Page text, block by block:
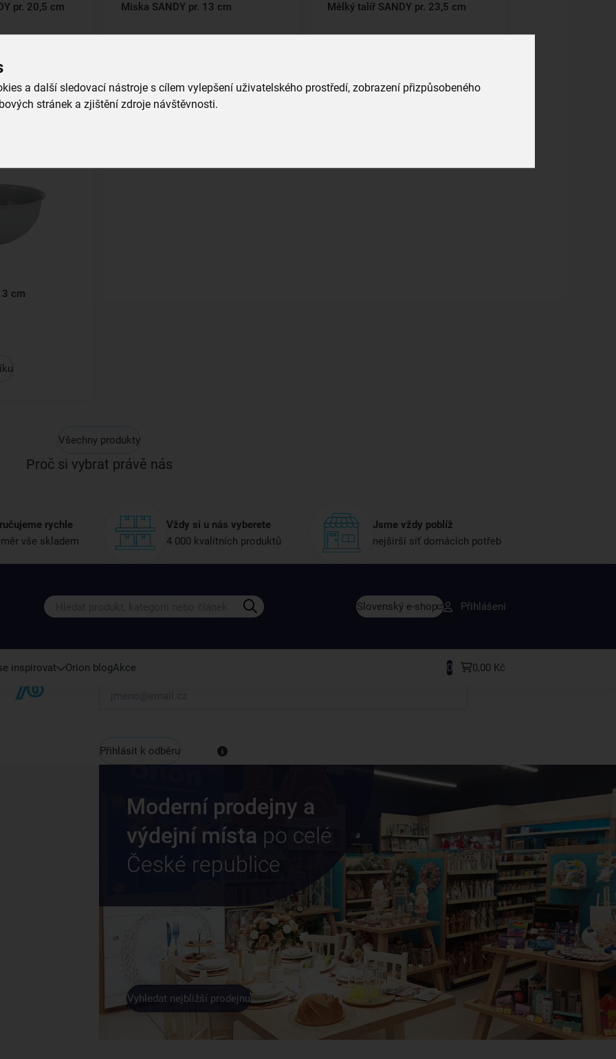
a další sledovací nástroje s cílem vylepšení uživatelského prostředí, zobrazení přizpůsobeného
stránek a zjištění zdroje návštěvnosti.
pr. 20,5 cm Miska SANDY pr. 13 cm
Vložit do košíku
Mělký talíř SANDY pr. 23,5 cm
Vložit do košíku
cm
Všechny produkty
Proč si vybrat právě nás
rychle
vše skladem
Vždy si u nás vyberete
4 000 kvalitních produktů
Jsme vždy poblíž
nejširší síť domácích potřeb
Slovenský e-shop Přihlášení
inspirovat Orion blogAkce 0 0,00 Kč
Přihlaste se k odběru našeho newsletteru.
Váš e-mail
Přihlásit k odběru
Moderní prodejny a
výdejní místa po celé
České republice
Vyhledat nejbližší prodejnu